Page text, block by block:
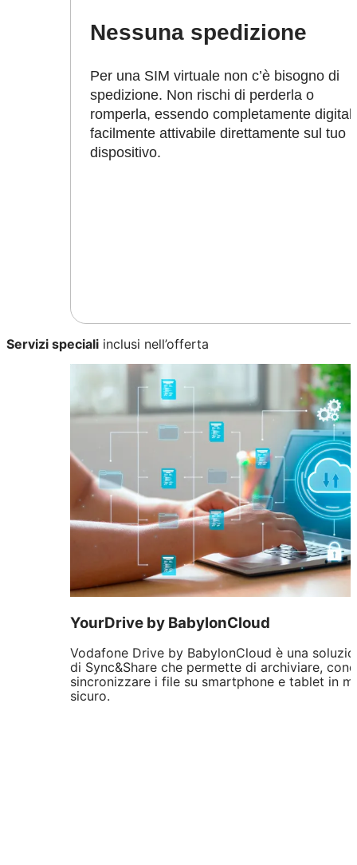
Nessuna spedizione
Per una SIM virtuale non c’è bisogno di
spedizione. Non rischi di perderla o
romperla, essendo completamente
facilmente attivabile direttamente sul tuo
dispositivo.
Servizi speciali inclusi nell’offerta
YourDrive by BabylonCloud
Vodafone Drive by BabylonCloud è una
di Sync&Share che permette di archiviare,
sincronizzare i file su smartphone e tablet in
sicuro.